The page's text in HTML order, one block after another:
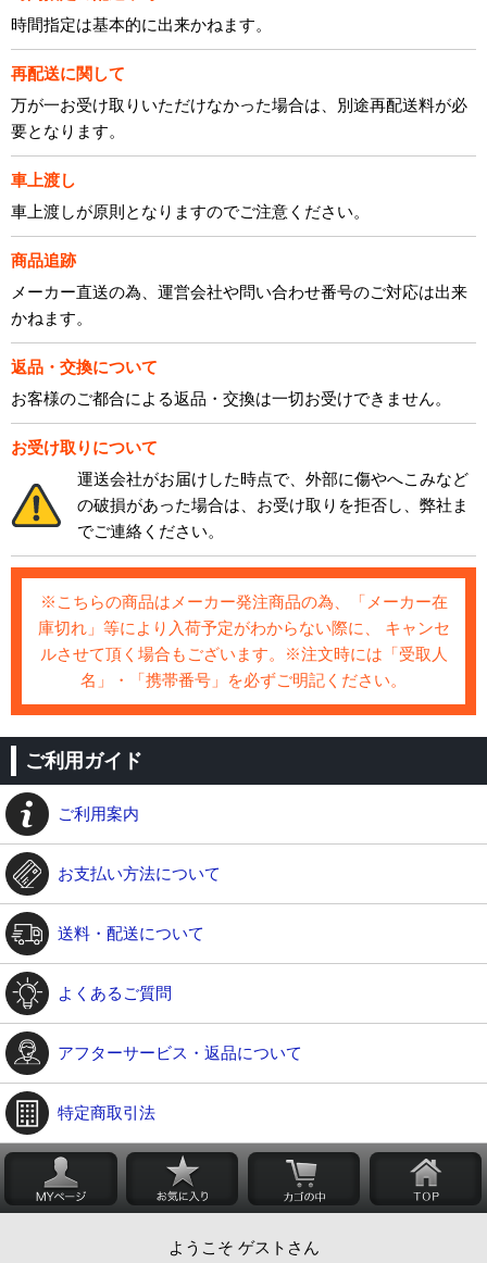
時間指定は基本的に出来かねます。
再配送に関して
万が一お受け取りいただけなかった場合は、別途再配送料が必
要となります。
車上渡し
車上渡しが原則となりますのでご注意ください。
商品追跡
メーカー直送の為、運営会社や問い合わせ番号のご対応は出来
かねます。
返品・交換について
お客様のご都合による返品・交換は一切お受けできません。
お受け取りについて
運送会社がお届けした時点で、外部に傷やへこみなど
の破損があった場合は、お受け取りを拒否し、弊社ま
でご連絡ください。
※こちらの商品はメーカー発注商品の為、「メーカー在
庫切れ」等により入荷予定がわからない際に、 キャンセ
ルさせて頂く場合もございます。※注文時には「受取人
名」・「携帯番号」を必ずご明記ください。
ご利用ガイド
ご利用案内
お支払い方法について
送料・配送について
よくあるご質問
アフターサービス・返品について
特定商取引法
ようこそ ゲストさん